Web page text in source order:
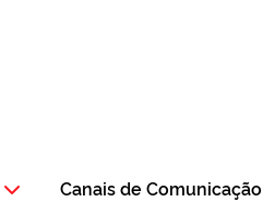
Canais de Comunicação